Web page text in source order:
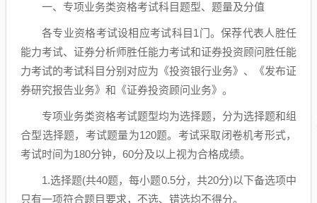
一、专项业务类资格考试科目题型、题量及分值
各专业资格考试设相应考试科目1门。保荐代表人胜任
能力考试、证券分析师胜任能力考试和证券投资顾问胜任能
力考试的考试科目分别对应为《投资银行业务》、《发布证
券研究报告业务》和《证券投资顾问业务》。
专项业务类资格考试题型均为选择题，分为选择题和组
合型选择题，考试题量为120题。考试采取闭卷机考形式，
考试时间为180分钟，60分及以上视为合格成绩。
1.选择题(共40题，每小题0.5分，共20分)以下备选项中
只有一项符合题目要求，不选、错选均不得分。